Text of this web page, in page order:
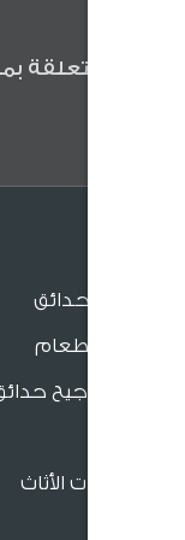
المتعلقة
جلسات الحدائق
جلسات الطعام
بنش و مراجيح
إكسسوارات الأثاث